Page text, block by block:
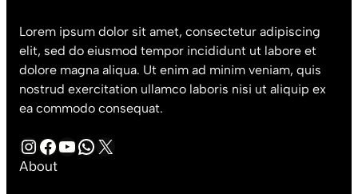
Lorem ipsum dolor sit amet, consectetur adipiscing
elit, sed do eiusmod tempor incididunt ut labore et
dolore magna aliqua. Ut enim ad minim veniam, quis
nostrud exercitation ullamco laboris nisi ut aliquip ex
ea commodo consequat.
InstagramFacebook YouTube WhatsApp X
About